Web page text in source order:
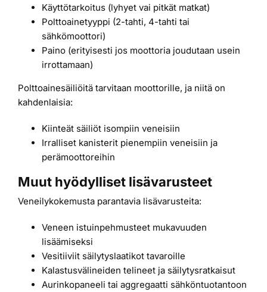
Käyttötarkoitus (lyhyet vai pitkät matkat)
Polttoainetyyppi (2-tahti, 4-tahti tai
sähkömoottori)
Paino (erityisesti jos moottoria joudutaan usein
irrottamaan)
Polttoainesäiliöitä tarvitaan moottorille, ja niitä on
kahdenlaisia:
Kiinteät säiliöt isompiin veneisiin
Irralliset kanisterit pienempiin veneisiin ja
perämoottoreihin
Muut hyödylliset lisävarusteet
Veneilykokemusta parantavia lisävarusteita:
Veneen istuinpehmusteet mukavuuden
lisäämiseksi
Vesitiiviit säilytyslaatikot tavaroille
Kalastusvälineiden telineet ja säilytysratkaisut
Aurinkopaneeli tai aggregaatti sähköntuotantoon